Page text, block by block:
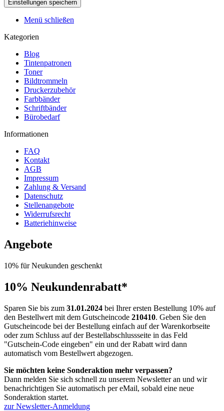
Menü schließen
Kategorien
Blog
Tintenpatronen
Toner
Bildtrommeln
Druckerzubehör
Farbbänder
Schriftbänder
Bürobedarf
Informationen
FAQ
Kontakt
AGB
Impressum
Zahlung & Versand
Datenschutz
Stellenangebote
Widerrufsrecht
Batteriehinweise
Angebote
10% für Neukunden geschenkt
10% Neukundenrabatt*
Sparen Sie bis zum 31.01.2024 bei Ihrer ersten Bestellung 10% auf
den Bestellwert mit dem Gutscheincode 210410. Geben Sie den
Gutscheincode bei der Bestellung einfach auf der Warenkorbseite
oder zum Schluss auf der Bestellabschlussseite in das Feld
"Gutschein-Code eingeben" ein und der Rabatt wird dann
automatisch vom Bestellwert abgezogen.
Sie möchten keine Sonderaktion mehr verpassen?
Dann melden Sie sich schnell zu unserem Newsletter an und wir
benachrichtigen Sie automatisch per eMail, sobald eine neue
Sonderaktion startet.
zur Newsletter-Anmeldung